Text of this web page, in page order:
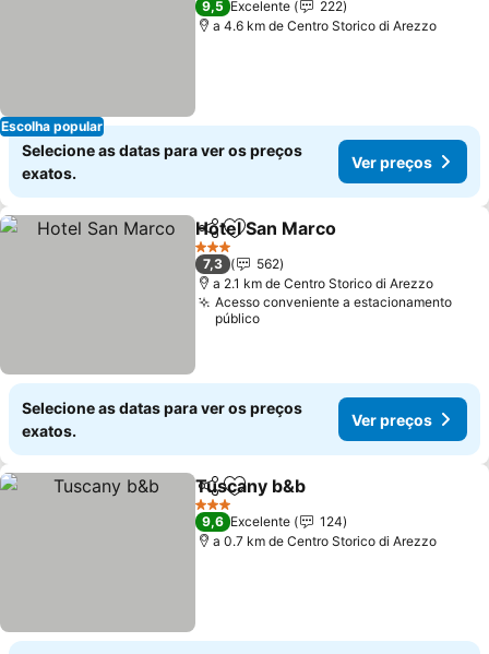
Escolha popular
9,5 Excelente
222
a 4.6 km de Centro Storico di Arezzo
Selecione as datas para ver os preços
exatos.
Ver preços
PartilharAdicionar aos favoritos
Hotel San Marco
3 Estrelas
7,3
562
a 2.1 km de Centro Storico di Arezzo
Acesso conveniente a estacionamento
público
Selecione as datas para ver os preços
exatos.
Ver preços
PartilharAdicionar aos favoritos
Tuscany b&b
3 Estrelas
9,6 Excelente
124
a 0.7 km de Centro Storico di Arezzo